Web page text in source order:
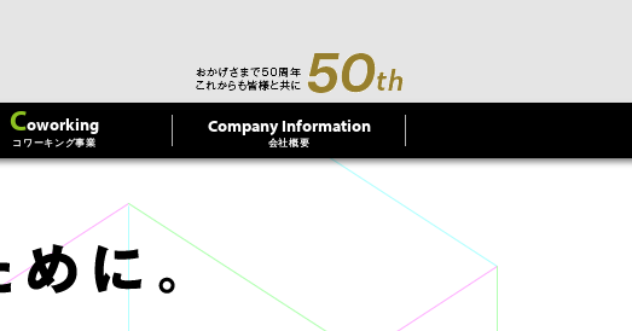
Coworking
コワーキング事業
Company Information
会社概要